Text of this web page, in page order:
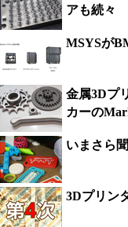
アも続々
MSYSが
金属3Dプ
カーの
いまさら
3Dプリン